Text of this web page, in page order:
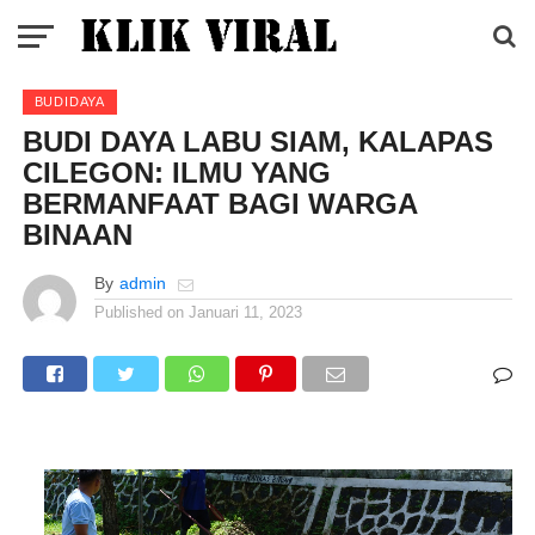
BUDIDAYA
BUDI DAYA LABU SIAM, KALAPAS
CILEGON: ILMU YANG
BERMANFAAT BAGI WARGA
BINAAN
By admin
Published on Januari 11, 2023